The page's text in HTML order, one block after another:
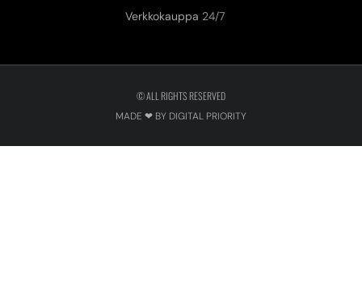
Verkkokauppa 24/7
© ALL RIGHTS RESERVED
MADE ❤ BY DIGITAL PRIORITY